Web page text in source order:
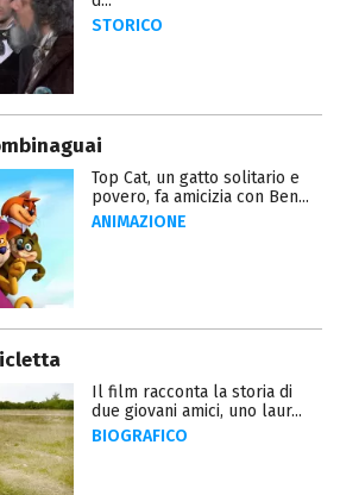
STORICO
Top Cat, un gatto solitario e
povero, fa amicizia con Ben...
ANIMAZIONE
Il film racconta la storia di
due giovani amici, uno laur...
BIOGRAFICO